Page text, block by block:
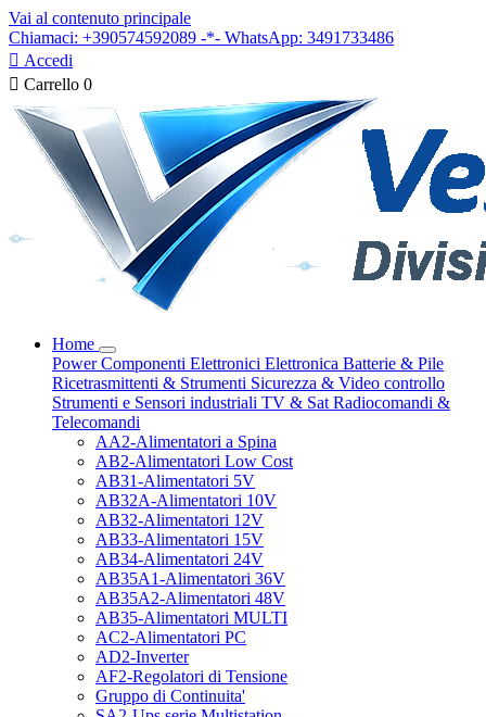
Vai al contenuto principale
Chiamaci: +390574592089 -*- WhatsApp: 3491733486
 Accedi
 Carrello 0
Home
PowerComponenti Elettronici Elettronica Batterie & Pile
Ricetrasmittenti & Strumenti Sicurezza & Video controllo
Strumenti e Sensori industriali TV & Sat Radiocomandi &
Telecomandi
AA2-Alimentatori a Spina
AB2-Alimentatori Low Cost
AB31-Alimentatori 5V
AB32A-Alimentatori 10V
AB32-Alimentatori 12V
AB33-Alimentatori 15V
AB34-Alimentatori 24V
AB35A1-Alimentatori 36V
AB35A2-Alimentatori 48V
AB35-Alimentatori MULTI
AC2-Alimentatori PC
AD2-Inverter
AF2-Regolatori di Tensione
Gruppo di Continuita'